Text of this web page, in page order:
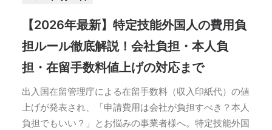
【2026年最新】特定技能外国人の費用負
担ルール徹底解説！会社負担・本人負
担・在留手数料値上げの対応まで
出入国在留管理庁による在留手数料（収入印紙代）の値
上げが発表され、「申請費用は会社が負担すべき？本人
負担でもいい？」とお悩みの事業者様へ。特定技能外国